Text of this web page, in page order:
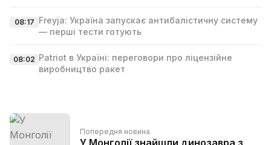
08:17 Freyja: Україна запускає антибалістичну систему
— перші тести готують
08:02 Patriot в Україні: переговори про ліцензійне
виробництво ракет
Попередня новина
У Монголії знайшли динозавра з